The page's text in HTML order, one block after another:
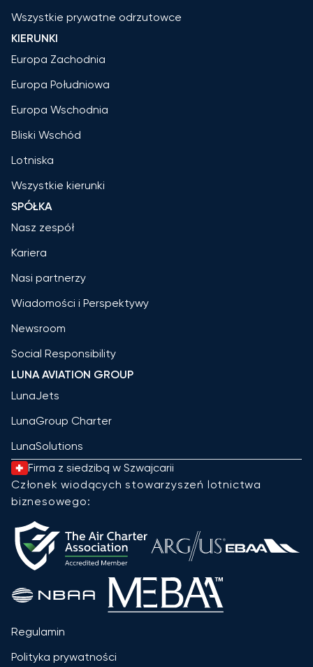
Wszystkie prywatne odrzutowce
KIERUNKI
Europa Zachodnia
Europa Południowa
Europa Wschodnia
Bliski Wschód
Lotniska
Wszystkie kierunki
SPÓŁKA
Nasz zespół
Kariera
Nasi partnerzy
Wiadomości i Perspektywy
Newsroom
Social Responsibility
LUNA AVIATION GROUP
LunaJets
LunaGroup Charter
LunaSolutions
Firma z siedzibą w Szwajcarii
Członek wiodących stowarzyszeń lotnictwa
biznesowego:
Regulamin
Polityka prywatności